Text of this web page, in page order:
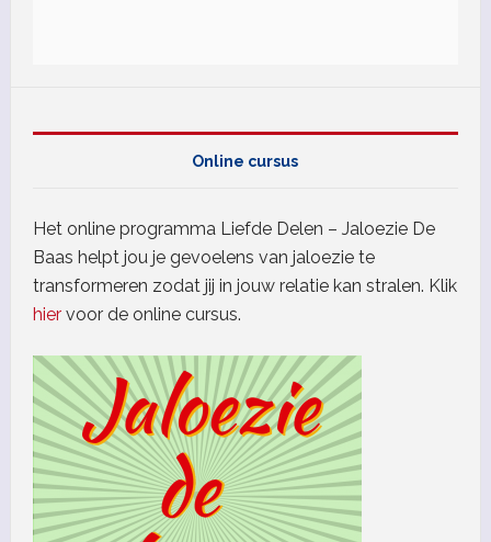
Online cursus
Het online programma Liefde Delen – Jaloezie De
Baas helpt jou je gevoelens van jaloezie te
transformeren zodat jij in jouw relatie kan stralen. Klik
hiervoor de online cursus.